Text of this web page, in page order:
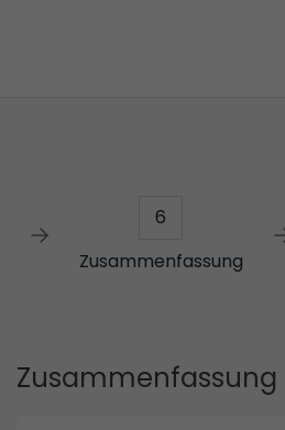
6
Zusammenfassung
Zusammenfassung